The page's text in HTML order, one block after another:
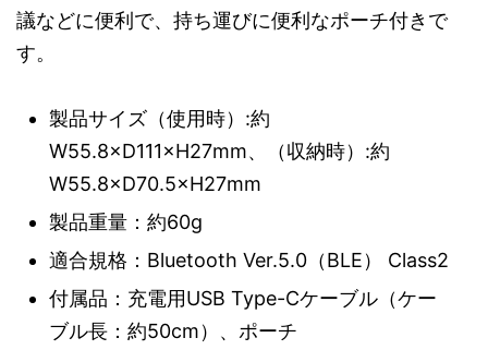
議などに便利で、持ち運びに便利なポーチ付きで
す。
製品サイズ（使用時）:約
W55.8×D111×H27mm、（収納時）:約
W55.8×D70.5×H27mm
製品重量：約60g
適合規格：Bluetooth Ver.5.0（BLE） Class2
付属品：充電用USB Type-Cケーブル（ケー
ブル長：約50cm）、ポーチ